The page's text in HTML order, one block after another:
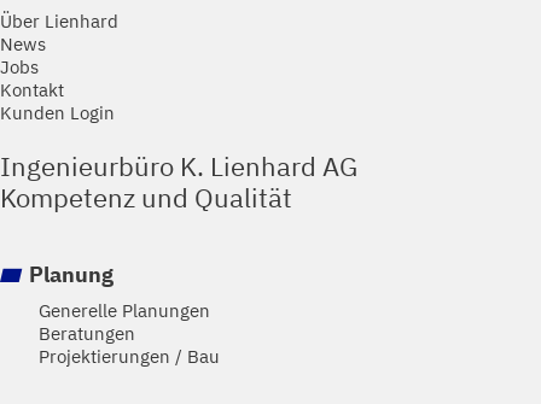
Über Lienhard
News
Jobs
Kontakt
Kunden Login
Ingenieurbüro K. Lienhard AG
Kompetenz und Qualität
Planung
Generelle Planungen
Beratungen
Projektierungen / Bau